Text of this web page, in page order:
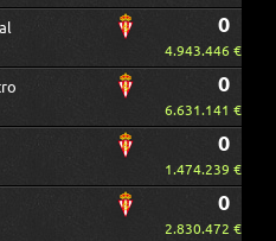
0
4.943.446 €
0
6.631.141 €
0
1.474.239 €
0
2.830.472 €